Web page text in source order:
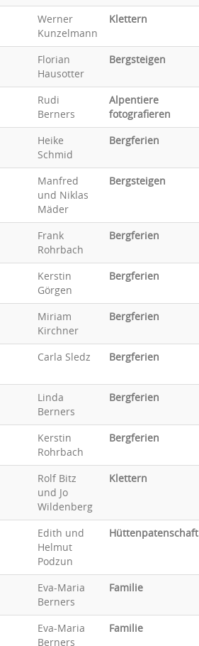
Werner
Kunzelmann
Klettern
Florian
Hausotter
Bergsteigen
Rudi
Berners
Alpentiere
fotografieren
Heike
Schmid
Bergferien
Manfred
und Niklas
Mäder
Bergsteigen
Frank
Rohrbach
Bergferien
Kerstin
Görgen
Bergferien
Miriam
Kirchner
Bergferien
Carla Sledz Bergferien
Linda
Berners
Bergferien
Kerstin
Rohrbach
Bergferien
Rolf Bitz
und Jo
Wildenberg
Klettern
Edith und
Helmut
Podzun
Hüttenpatenschaft
Eva-Maria
Berners
Familie
Eva-Maria
Berners
Familie